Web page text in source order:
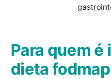
Para quem é
dieta